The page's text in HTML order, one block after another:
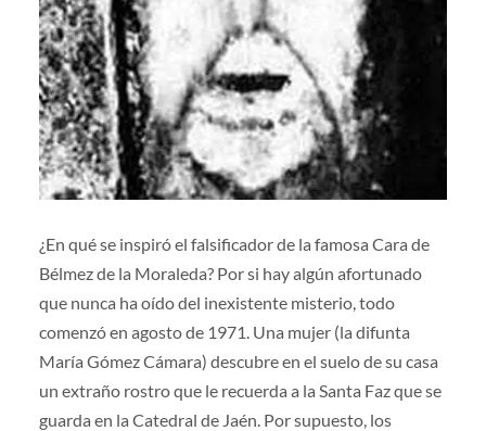
¿En qué se inspiró el falsificador de la famosa Cara de
Bélmez de la Moraleda? Por si hay algún afortunado
que nunca ha oído del inexistente misterio, todo
comenzó en agosto de 1971. Una mujer (la difunta
María Gómez Cámara) descubre en el suelo de su casa
un extraño rostro que le recuerda a la Santa Faz que se
guarda en la Catedral de Jaén. Por supuesto, los